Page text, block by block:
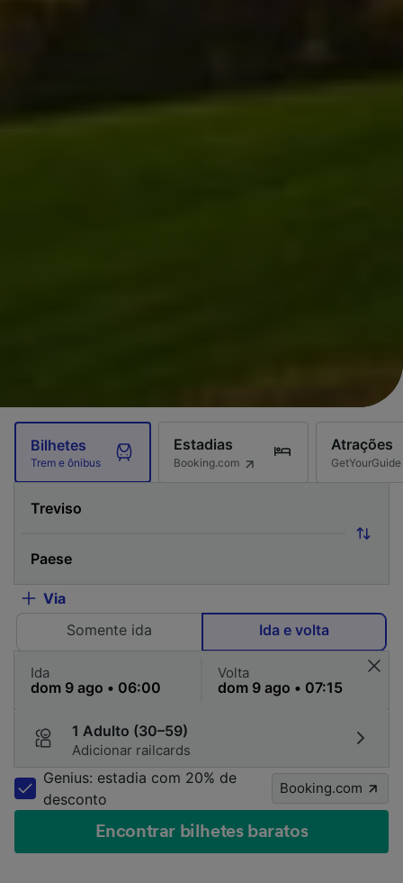
Bilhetes
Trem e ônibus
Estadias
Booking.com
Atrações
GetYourGuide
Via
Somente ida
Ida e volta
Ida Volta
1 Adulto (30–59)
Adicionar railcards
Genius: estadia com 20% de
desconto
Booking.com
Encontrar bilhetes baratos